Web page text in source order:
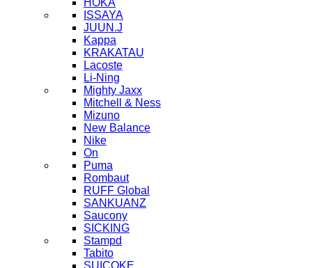
HOKA
ISSAYA
JUUN.J
Kappa
KRAKATAU
Lacoste
Li-Ning
Mighty Jaxx
Mitchell & Ness
Mizuno
New Balance
Nike
On
Puma
Rombaut
RUFF Global
SANKUANZ
Saucony
SICKING
Stampd
Tabito
SUICOKE